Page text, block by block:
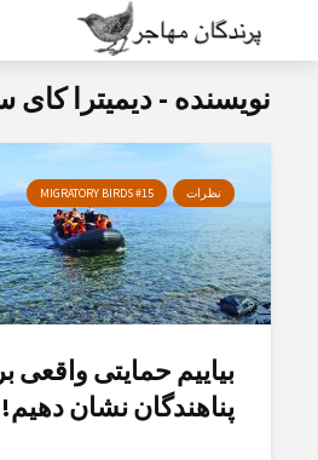
نویسنده - دیمیترا
نظرات MIGRATORY BIRDS #15
بیاییم حمایتی واقعی
پناهندگان نشان دهیم!